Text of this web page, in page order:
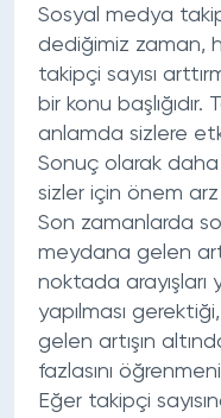
Sosyal medya
dediğimiz zaman,
takipçi sayısı
bir konu başlığıdır.
anlamda sizlere
Sonuç olarak
sizler için önem
Son zamanlarda
meydana gelen
noktada arayışları
yapılması
gelen artışın
fazlasını
Eğer takipçi